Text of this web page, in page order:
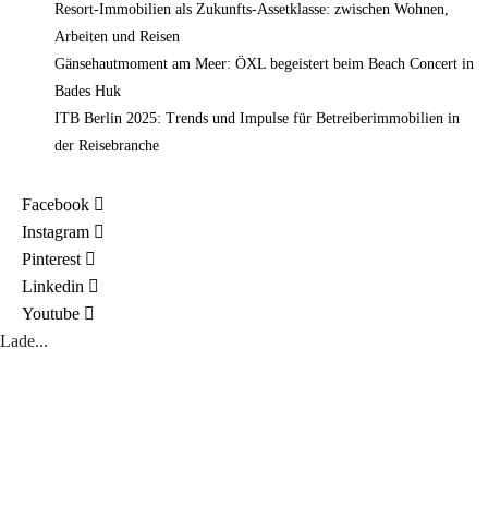
Resort-Immobilien als Zukunfts-Assetklasse: zwischen Wohnen,
Arbeiten und Reisen
Gänsehautmoment am Meer: ÖXL begeistert beim Beach Concert in
Bades Huk
ITB Berlin 2025: Trends und Impulse für Betreiberimmobilien in
der Reisebranche
Facebook
Instagram
Pinterest
Linkedin
Youtube
Lade...